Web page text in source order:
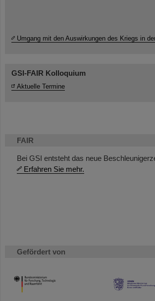
FAIR
Bei GSI entsteht das neue
Erfahren Sie mehr.
Gefördert von
HMWK
Umgang mit den Auswirkungen des Kriegs in
GSI-FAIR Kolloquium
Aktuelle Termine